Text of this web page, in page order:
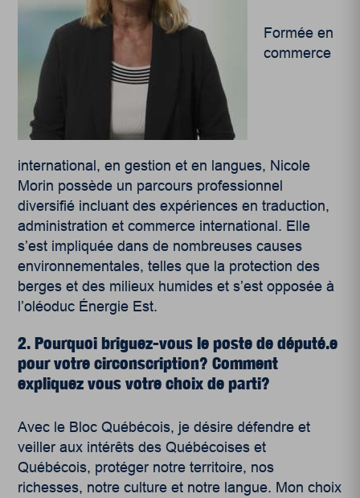
Formée en
commerce
international, en gestion et en langues, Nicole
Morin possède un parcours professionnel
diversifié incluant des expériences en traduction,
administration et commerce international. Elle
s’est impliquée dans de nombreuses causes
environnementales, telles que la protection des
berges et des milieux humides et s’est opposée à
l’oléoduc Énergie Est.
2. Pourquoi briguez-vous le poste de député.e
pour votre circonscription? Comment
expliquez vous votre choix de parti?
Avec le Bloc Québécois, je désire défendre et
veiller aux intérêts des Québécoises et
Québécois, protéger notre territoire, nos
richesses, notre culture et notre langue. Mon choix